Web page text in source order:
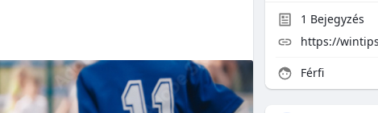
1 Bejegyzés
https://
Férfi